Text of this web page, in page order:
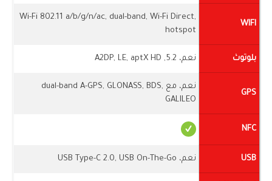
WIFI
Wi-Fi 802.11 a/b/g/n/ac, dual-band, Wi-Fi Direct,
hotspot
بلوتوث نعم، 5.2, A2DP, LE, aptX HD
GPS
نعم، مع dual-band A-GPS, GLONASS, BDS,
GALILEO
NFC
USB نعم، USB Type-C 2.0, USB On-The-Go